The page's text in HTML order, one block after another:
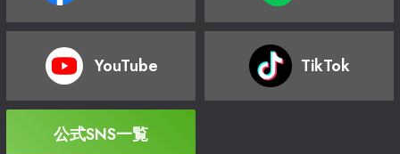
YouTube TikTok
公式SNS一覧